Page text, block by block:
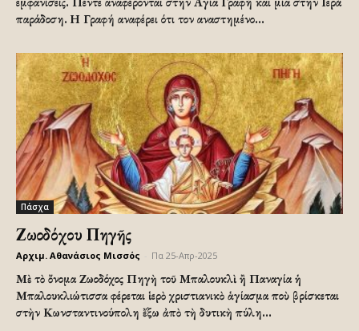
παράδοση. Η Γραφή αναφέρει ότι τον αναστημένο...
Πάσχα
Ζωοδόχου Πηγῆς
Αρχιμ. Αθανάσιος Μισσός Πα 25-Απρ-2025
Μὲ τὸ ὄνομα Ζωοδόχος Πηγὴ τοῦ Μπαλουκλὶ ἢ Παναγία ἡ
Μπαλουκλιώτισσα φέρεται ἱερὸ χριστιανικὸ ἁγίασμα ποὺ βρίσκεται
στὴν Κωνσταντινούπολη ἔξω ἀπὸ τὴ δυτικὴ πύλη...